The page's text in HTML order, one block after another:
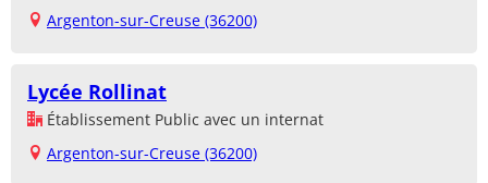
Argenton-sur-Creuse (36200)
Lycée Rollinat
Établissement Public avec un internat
Argenton-sur-Creuse (36200)